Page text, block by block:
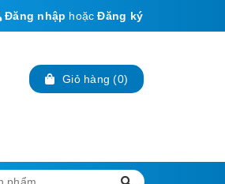
Đăng nhập hoặc Đăng ký
Giỏ hàng (0)